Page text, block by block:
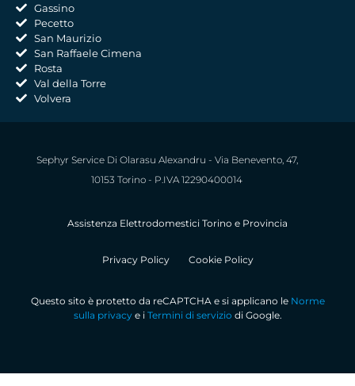
Gassino
Pecetto
San Maurizio
San Raffaele Cimena
Rosta
Val della Torre
Volvera
Sephyr Service Di Olarasu Alexandru - Via Benevento, 47,
10153 Torino - P.IVA 12290400014
Assistenza Elettrodomestici Torino e Provincia
Privacy Policy Cookie Policy
Questo sito è protetto da reCAPTCHA e si applicano le Norme
sulla privacye i Termini di servizio di Google.